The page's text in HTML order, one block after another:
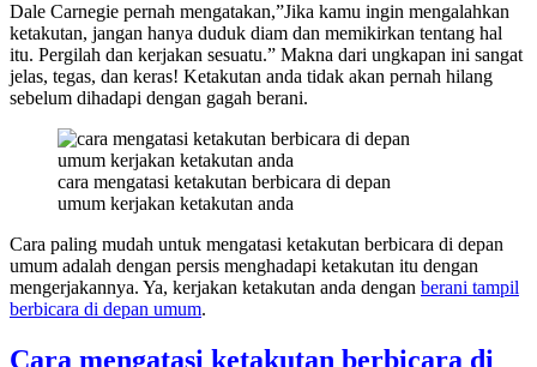
Dale Carnegie pernah mengatakan,”Jika kamu ingin mengalahkan
ketakutan, jangan hanya duduk diam dan memikirkan tentang hal
itu. Pergilah dan kerjakan sesuatu.” Makna dari ungkapan ini sangat
jelas, tegas, dan keras! Ketakutan anda tidak akan pernah hilang
sebelum dihadapi dengan gagah berani.
cara mengatasi ketakutan berbicara di depan
umum kerjakan ketakutan anda
Cara paling mudah untuk mengatasi ketakutan berbicara di depan
umum adalah dengan persis menghadapi ketakutan itu dengan
mengerjakannya. Ya, kerjakan ketakutan anda dengan berani tampil
berbicara di depan umum.
Cara mengatasi ketakutan berbicara di